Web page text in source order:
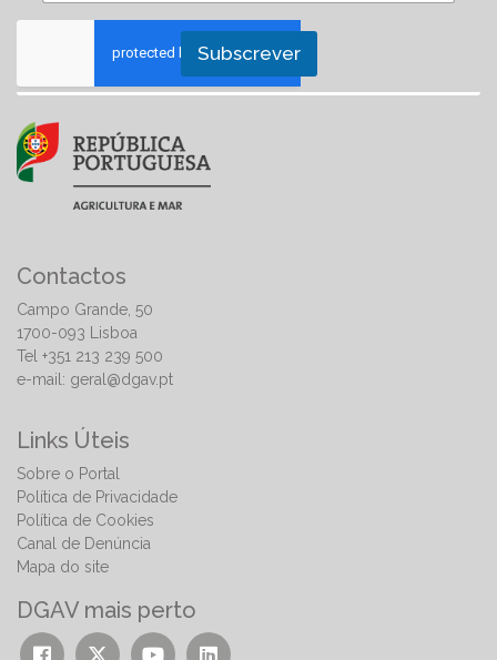
Subscrever
Contactos
Campo Grande, 50
1700-093 Lisboa
Tel +351 213 239 500
e-mail: geral@dgav.pt
Links Úteis
Sobre o Portal
Política de Privacidade
Política de Cookies
Canal de Denúncia
Mapa do site
DGAV mais perto